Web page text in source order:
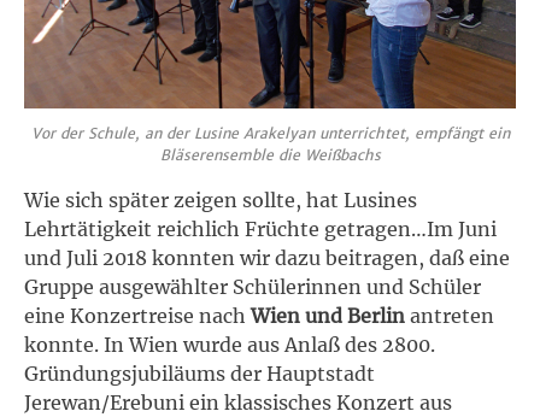
Vor der Schule, an der Lusine Arakelyan unterrichtet, empfängt ein
Bläserensemble die Weißbachs
Wie sich später zeigen sollte, hat Lusines
Lehrtätigkeit reichlich Früchte getragen…Im Juni
und Juli 2018 konnten wir dazu beitragen, daß eine
Gruppe ausgewählter Schülerinnen und Schüler
eine Konzertreise nachWien und Berlin antreten
konnte. In Wien wurde aus Anlaß des 2800.
Gründungsjubiläums der Hauptstadt
Jerewan/Erebuni ein klassisches Konzert aus